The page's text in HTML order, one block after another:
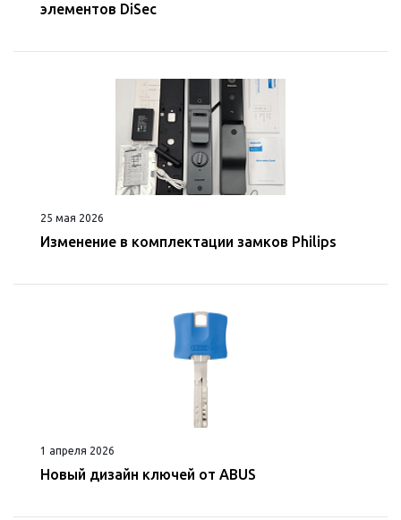
элементов DiSec
25 мая 2026
Изменение в комплектации замков Philips
1 апреля 2026
Новый дизайн ключей от ABUS